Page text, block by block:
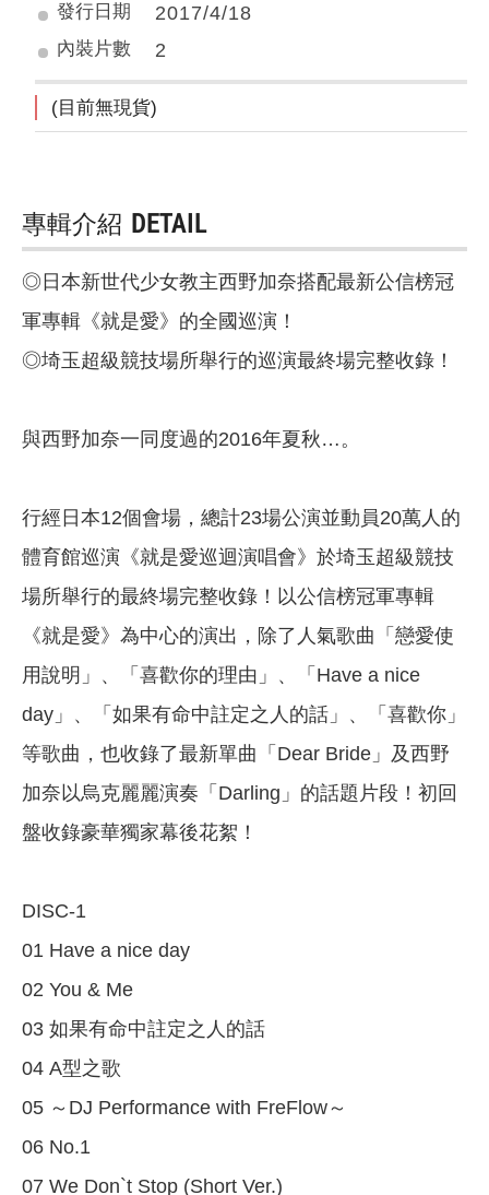
發行日期 2017/4/18
內裝片數 2
(目前無現貨)
專輯介紹 DETAIL
◎日本新世代少女教主西野加奈搭配最新公信榜冠
軍專輯《就是愛》的全國巡演！
◎埼玉超級競技場所舉行的巡演最終場完整收錄！
與西野加奈一同度過的2016年夏秋…。
行經日本12個會場，總計23場公演並動員20萬人的
體育館巡演《就是愛巡迴演唱會》於埼玉超級競技
場所舉行的最終場完整收錄！以公信榜冠軍專輯
《就是愛》為中心的演出，除了人氣歌曲「戀愛使
用說明」、「喜歡你的理由」、「Have a nice
day」、「如果有命中註定之人的話」、「喜歡你」
等歌曲，也收錄了最新單曲「Dear Bride」及西野
加奈以烏克麗麗演奏「Darling」的話題片段！初回
盤收錄豪華獨家幕後花絮！
DISC-1
01 Have a nice day
02 You & Me
03 如果有命中註定之人的話
04 A型之歌
05 ～DJ Performance with FreFlow～
06 No.1
07 We Don`t Stop (Short Ver.)